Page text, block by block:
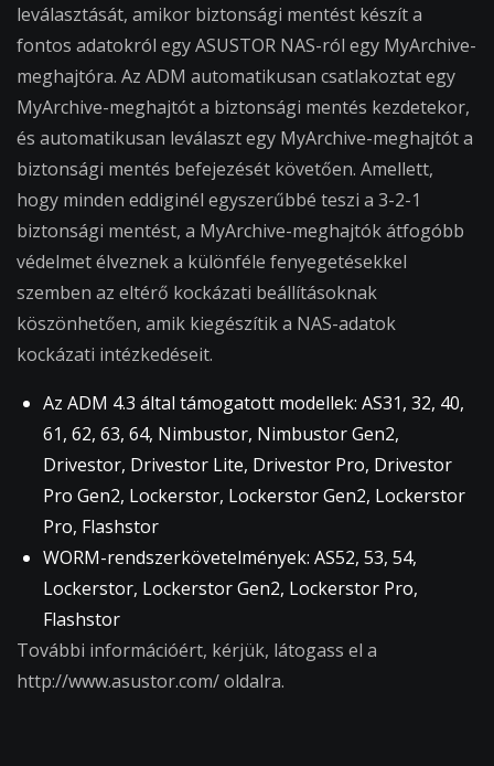
leválasztását, amikor biztonsági mentést készít a
fontos adatokról egy ASUSTOR NAS-ról egy MyArchive-
meghajtóra. Az ADM automatikusan csatlakoztat egy
MyArchive-meghajtót a biztonsági mentés kezdetekor,
és automatikusan leválaszt egy MyArchive-meghajtót a
biztonsági mentés befejezését követően. Amellett,
hogy minden eddiginél egyszerűbbé teszi a 3-2-1
biztonsági mentést, a MyArchive-meghajtók átfogóbb
védelmet élveznek a különféle fenyegetésekkel
szemben az eltérő kockázati beállításoknak
köszönhetően, amik kiegészítik a NAS-adatok
kockázati intézkedéseit.
Az ADM 4.3 által támogatott modellek: AS31, 32, 40,
61, 62, 63, 64, Nimbustor, Nimbustor Gen2,
Drivestor, Drivestor Lite, Drivestor Pro, Drivestor
Pro Gen2, Lockerstor, Lockerstor Gen2, Lockerstor
Pro, Flashstor
WORM-rendszerkövetelmények: AS52, 53, 54,
Lockerstor, Lockerstor Gen2, Lockerstor Pro,
Flashstor
További információért, kérjük, látogass el a
http://www.asustor.com/ oldalra.